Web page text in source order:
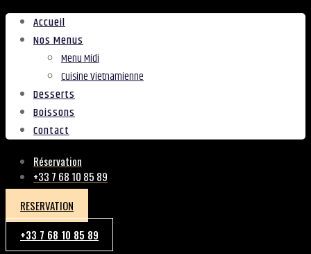
Accueil
Nos Menus
Menu Midi
Cuisine Vietnamienne
Desserts
Boissons
Contact
Réservation
+33 7 68 10 85 89
RESERVATION
+33 7 68 10 85 89